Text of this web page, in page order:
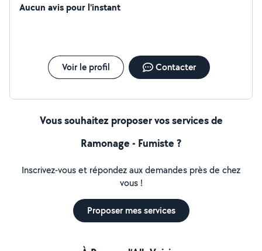
Aucun avis pour l'instant
Voir le profil Contacter
Vous souhaitez proposer vos services de
Ramonage - Fumiste ?
Inscrivez-vous et répondez aux demandes près de chez
vous !
Proposer mes services